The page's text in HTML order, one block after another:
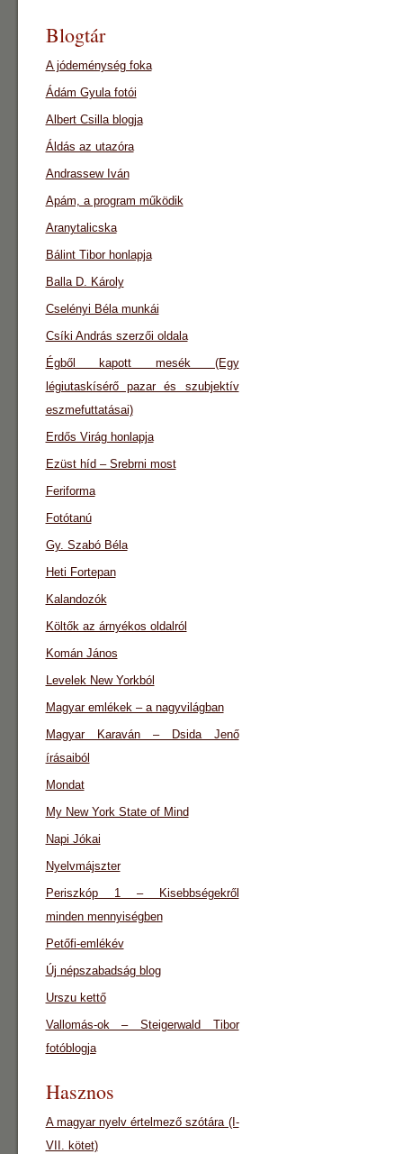
Blogtár
A jódeménység foka
Ádám Gyula fotói
Albert Csilla blogja
Áldás az utazóra
Andrassew Iván
Apám, a program működik
Aranytalicska
Bálint Tibor honlapja
Balla D. Károly
Cselényi Béla munkái
Csíki András szerzői oldala
Égből kapott mesék (Egy
légiutaskísérő pazar és szubjektív
eszmefuttatásai)
Erdős Virág honlapja
Ezüst híd – Srebrni most
Feriforma
Fotótanú
Gy. Szabó Béla
Heti Fortepan
Kalandozók
Költők az árnyékos oldalról
Komán János
Levelek New Yorkból
Magyar emlékek – a nagyvilágban
Magyar Karaván – Dsida Jenő
írásaiból
Mondat
My New York State of Mind
Napi Jókai
Nyelvmájszter
Periszkóp 1 – Kisebbségekről
minden mennyiségben
Petőfi-emlékév
Új népszabadság blog
Urszu kettő
Vallomás-ok – Steigerwald Tibor
fotóblogja
Hasznos
A magyar nyelv értelmező szótára (I-
VII. kötet)